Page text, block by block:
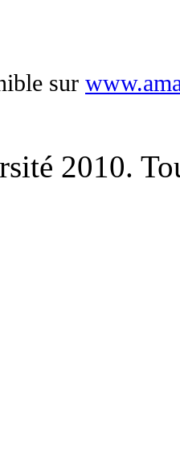
sur
2010.